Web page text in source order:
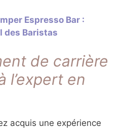
Espresso Bar :
des Baristas
de carrière
l’expert en
acquis une expérience